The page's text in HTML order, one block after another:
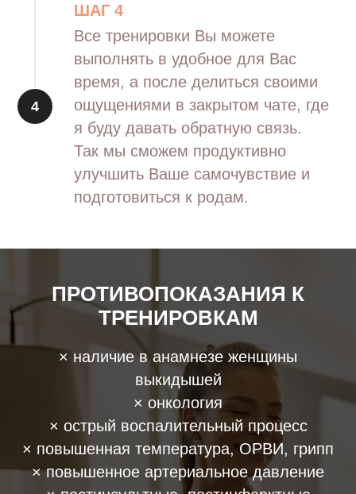
ШАГ 4
Все тренировки Вы можете
выполнять в удобное для Вас
время, а после делиться своими
ощущениями в закрытом чате, где
я буду давать обратную связь.
Так мы сможем продуктивно
улучшить Ваше самочувствие и
подготовиться к родам.
ПРОТИВОПОКАЗАНИЯ К
ТРЕНИРОВКАМ
× наличие в анамнезе женщины
выкидышей
× онкология
× острый воспалительный процесс
× повышенная температура, ОРВИ, грипп
× повышенное артериальное давление